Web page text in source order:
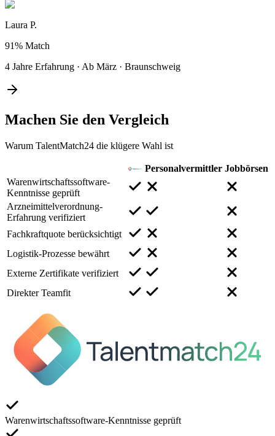
Laura P.
91% Match
4 Jahre Erfahrung · Ab März · Braunschweig
Machen Sie den Vergleich
Warum TalentMatch24 die klügere Wahl ist
Personalvermittler Jobbörsen
Warenwirtschaftssoftware-
Kenntnisse geprüft
Arzneimittelverordnung-
Erfahrung verifiziert
Fachkraftquote berücksichtigt
Logistik-Prozesse bewährt
Externe Zertifikate verifiziert
Direkter Teamfit
Warenwirtschaftssoftware-Kenntnisse geprüft